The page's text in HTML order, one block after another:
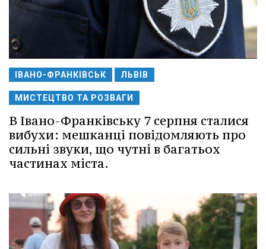
ІВАНО-ФРАНКІВСЬК ЛЬВІВ
МИСТЕЦТВО ТА РОЗВАГИ
В Івано-Франківську 7 серпня сталися
вибухи: мешканці повідомляють про
сильні звуки, що чутні в багатьох
частинах міста.